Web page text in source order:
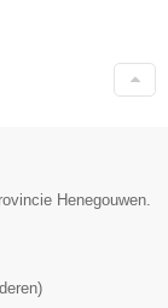
Henegouwen.
)